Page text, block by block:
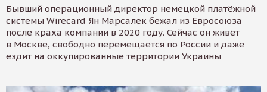
Бывший операционный директор немецкой платёжной
системы Wirecard Ян Марсалек бежал из Евросоюза
после краха компании в 2020 году. Сейчас он живёт
в Москве, свободно перемещается по России и даже
ездит на оккупированные территории Украины